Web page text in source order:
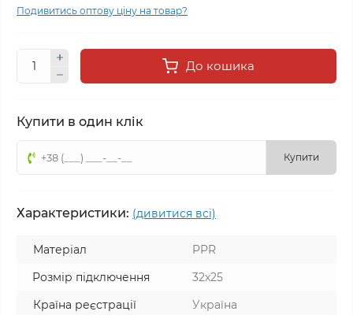
Подивитись оптову ціну на товар?
До кошика
Купити в один клік
Купити
Характеристики: (дивитися всі)
Матеріал
PPR
Розмір підключення
32x25
Країна реєстрації
Україна